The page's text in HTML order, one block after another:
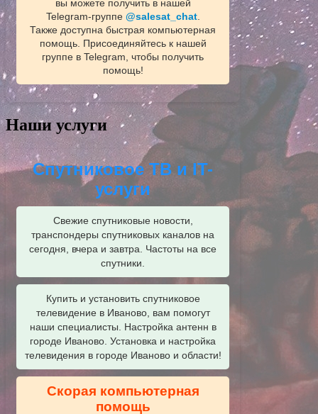
вы можете получить в нашей
Telegram‑группе @salesat_chat.
Также доступна быстрая компьютерная
помощь. Присоединяйтесь к нашей
группе в Telegram, чтобы получить
помощь!
Наши услуги
Спутниковое ТВ и IT-
услуги
Свежие спутниковые новости,
транспондеры спутниковых каналов на
сегодня, вчера и завтра. Частоты на все
спутники.
Купить и установить спутниковое
телевидение в Иваново, вам помогут
наши специалисты. Настройка антенн в
городе Иваново. Установка и настройка
телевидения в городе Иваново и области!
Скорая компьютерная
помощь